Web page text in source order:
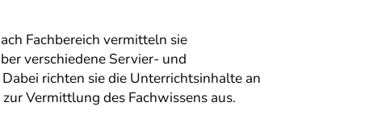
Fachbereich vermitteln sie
verschiedene Servier- und
richten sie die Unterrichtsinhalte an
Vermittlung des Fachwissens aus.